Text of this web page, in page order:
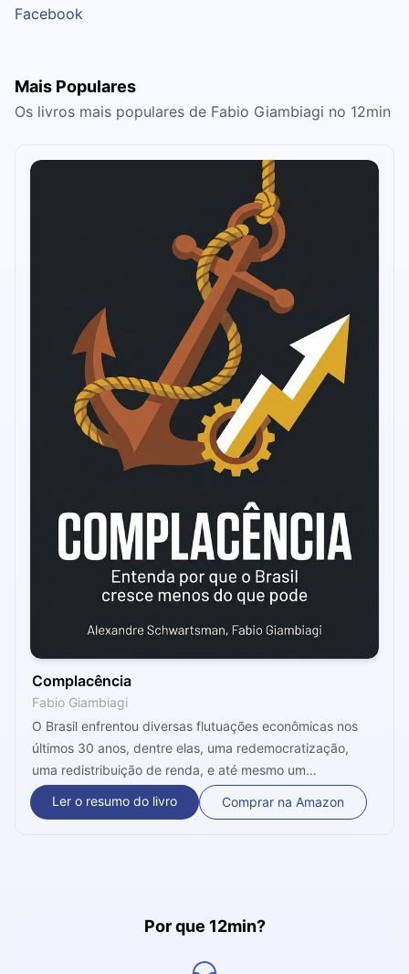
Facebook
Mais Populares
Os livros mais populares de Fabio Giambiagi no 12min
Complacência
Fabio Giambiagi
O Brasil enfrentou diversas flutuações econômicas nos
últimos 30 anos, dentre elas, uma redemocratização,
uma redistribuição de renda, e até mesmo um
impeachment. Outras reformas estão planejadas e
diversos ajustes estão em movimento - frente a isso,
Ler o resumo do livro Comprar na Amazon
Por que 12min?